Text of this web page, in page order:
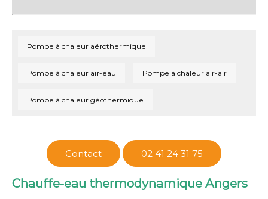
Pompe à chaleur aérothermique
Pompe à chaleur air-eau Pompe à chaleur air-air
Pompe à chaleur géothermique
Contact 02 41 24 31 75
Chauffe-eau thermodynamique Angers